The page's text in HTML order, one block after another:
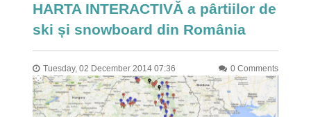
HARTA INTERACTIVĂ a pârtiilor de
ski și snowboard din România
Tuesday, 02 December 2014 07:36 0 Comments